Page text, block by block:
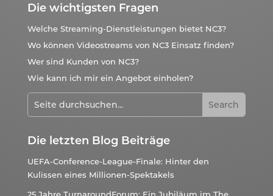
Die wichtigsten Fragen
Welche Streaming-Dienstleistungen bietet NC3?
Wo können Videostreams von NC3 Einsatz finden?
Wer sind Kunden von NC3?
Wie kann ich mir ein Angebot einholen?
Die letzten Blog Beiträge
UEFA-Conference-League-Finale: Hinter den
Kulissen eines Millionen-Spektakels